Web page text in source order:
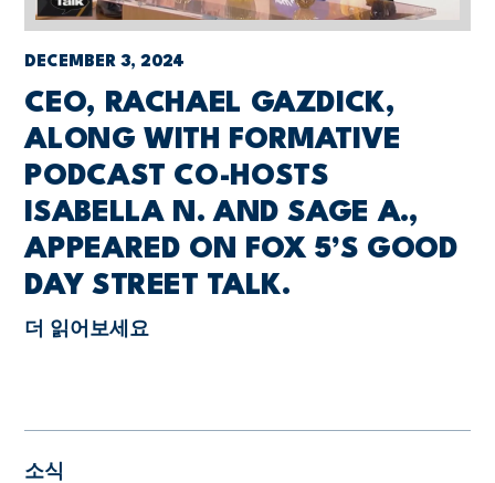
DECEMBER 3, 2024
CEO, RACHAEL GAZDICK,
ALONG WITH FORMATIVE
PODCAST CO-HOSTS
ISABELLA N. AND SAGE A.,
APPEARED ON FOX 5’S GOOD
DAY STREET TALK.
더 읽어보세요
소식